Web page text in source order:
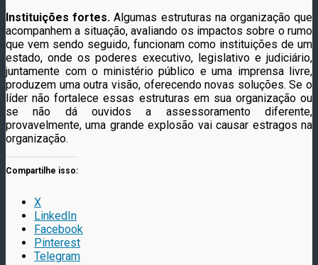
Instituições fortes. Algumas estruturas na organização que
acompanhem a situação, avaliando os impactos sobre o rumo
que vem sendo seguido, funcionam como instituições de um
estado, onde os poderes executivo, legislativo e judiciário,
juntamente com o ministério público e uma imprensa livre,
produzem uma outra visão, oferecendo novas soluções. Se o
líder não fortalece essas estruturas em sua organização ou
se não dá ouvidos a assessoramento diferente,
provavelmente, uma grande explosão vai causar estragos na
organização.
Compartilhe isso:
X
LinkedIn
Facebook
Pinterest
Telegram